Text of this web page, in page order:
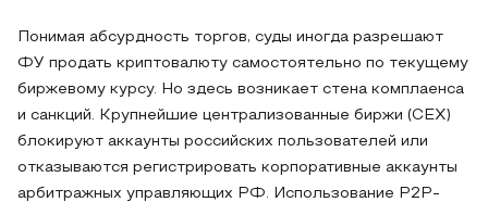
Понимая абсурдность торгов, суды иногда разрешают
ФУ продать криптовалюту самостоятельно по текущему
биржевому курсу. Но здесь возникает стена комплаенса
и санкций. Крупнейшие централизованные биржи (CEX)
блокируют аккаунты российских пользователей или
отказываются регистрировать корпоративные аккаунты
арбитражных управляющих РФ. Использование P2P-